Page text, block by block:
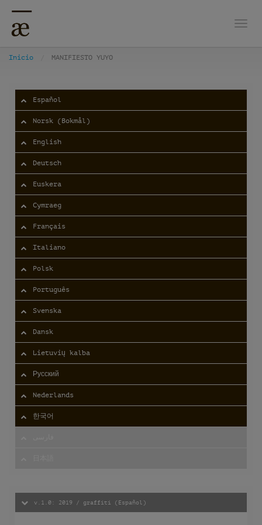
Inicio MANIFIESTO YUYO
Español
Norsk (Bokmål)
English
Deutsch
Euskera
Cymraeg
Français
Italiano
Polsk
Português
Svenska
Dansk
Lietuvių kalba
Русский
Nederlands
한국어
v.1.0: 2019 / graffiti (Español)